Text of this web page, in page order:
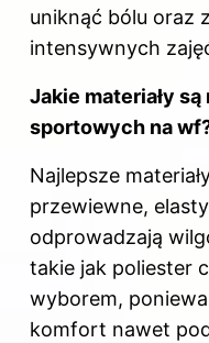
uniknąć bólu oraz
intensywnych
Jakie materiały
sportowych na
Najlepsze
przewiewne,
odprowadzają
takie jak poliester
wyborem,
komfort nawet